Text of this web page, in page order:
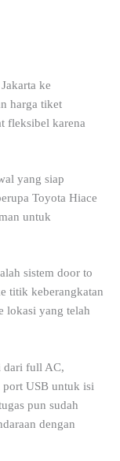
ke
harga tiket
fleksibel karena
yang siap
Toyota Hiace
untuk
sistem door to
titik keberangkatan
lokasi yang telah
dari full AC,
port USB untuk isi
pun sudah
dengan